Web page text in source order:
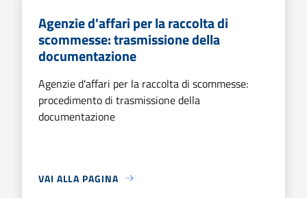
Agenzie d'affari per la raccolta di
scommesse: trasmissione della
documentazione
Agenzie d'affari per la raccolta di scommesse:
procedimento di trasmissione della
documentazione
VAI ALLA PAGINA